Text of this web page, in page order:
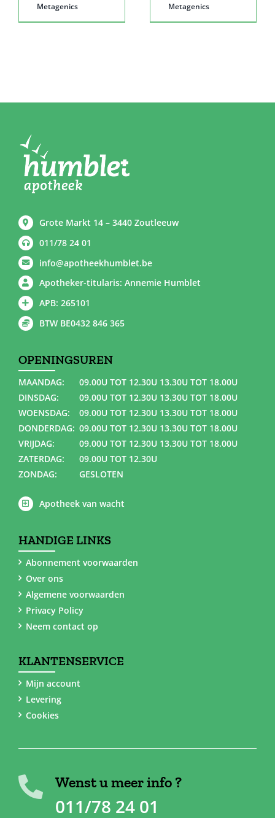
Metagenics Metagenics
Grote Markt 14 – 3440 Zoutleeuw
011/78 24 01
info@apotheekhumblet.be
Apotheker-titularis: Annemie Humblet
APB: 265101
BTW BE0432 846 365
OPENINGSUREN
MAANDAG:
09.00U TOT 12.30U 13.30U TOT 18.00U
DINSDAG:
09.00U TOT 12.30U 13.30U TOT 18.00U
WOENSDAG:
09.00U TOT 12.30U 13.30U TOT 18.00U
DONDERDAG: 09.00U TOT 12.30U 13.30U TOT 18.00U
VRIJDAG:
09.00U TOT 12.30U 13.30U TOT 18.00U
ZATERDAG:
09.00U TOT 12.30U
ZONDAG:
GESLOTEN
Apotheek van wacht
HANDIGE LINKS
Abonnement voorwaarden
Over ons
Algemene voorwaarden
Privacy Policy
Neem contact op
KLANTENSERVICE
Mijn account
Levering
Cookies
Wenst u meer info ?
011/78 24 01